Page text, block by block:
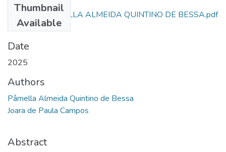
Thumbnail
Available
ARTIGO - PÂMELLA ALMEIDA QUINTINO DE BESSA.pdf
(508.85 KB)
Date
2025
Authors
Pâmella Almeida Quintino de Bessa
Joara de Paula Campos
Abstract